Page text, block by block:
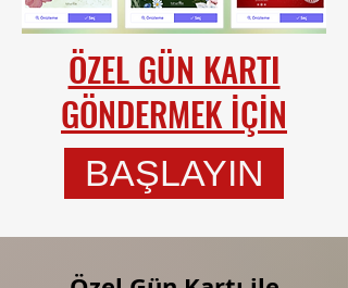
ÖZEL GÜN KARTI
GÖNDERMEK İÇİN
BAŞLAYIN